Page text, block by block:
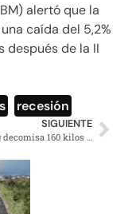
alertó que la
caída del 5,2%
después de la II
recesión
SIGUIENTE